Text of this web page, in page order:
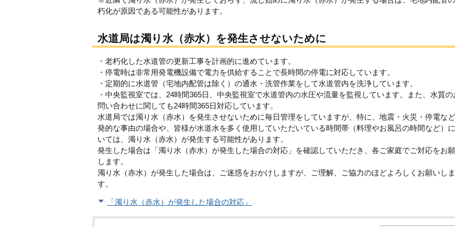
朽化が原因である可能性があります。
水道局は濁り水（赤水）を発生させないために
・老朽化した水道管の更新工事を計画的に進めています。
・停電時は非常用発電機設備で電力を供給することで長時間の停電に対応しています。
・定期的に水道管（宅地内配管は除く）の通水・洗管作業をして水道管内を洗浄しています。
・中央監視室では、24時間365日、中央監視室で水道管内の水圧や流量を監視しています。また、水質の
問い合わせに関しても24時間365日対応しています。
水道局では濁り水（赤水）を発生させないために毎日管理をしていますが、特に、地震・火災・停電な
発的な事由の場合や、皆様が水道水を多く使用していただいている時間帯（料理やお風呂の時間など）
いては、濁り水（赤水）が発生する可能性があります。
発生した場合は「濁り水（赤水）が発生した場合の対応」を確認していただき、各ご家庭でご対応をお
します。
濁り水（赤水）が発生した場合は、ご迷惑をおかけしますが、ご理解、ご協力のほどよろしくお願いしま
す。
「濁り水（赤水）が発生した場合の対応」